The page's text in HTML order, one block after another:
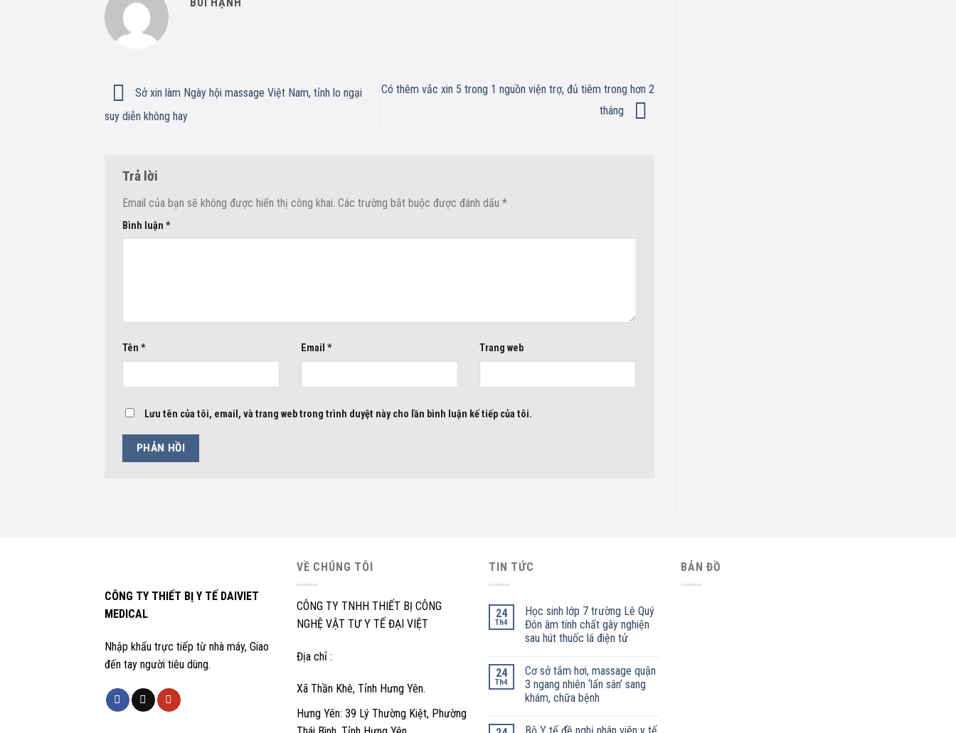
Sở xin làm Ngày hội massage Việt Nam, tỉnh lo ngại
suy diễn không hay
Có thêm vắc xin 5 trong 1 nguồn viện trợ, đủ tiêm trong hơn 2
tháng
Trả lời
Email của bạn sẽ không được hiển thị công khai. Các trường bắt buộc được đánh dấu *
Bình luận *
Tên * Email * Trang web
Lưu tên của tôi, email, và trang web trong trình duyệt này cho lần bình luận kế tiếp của tôi.
CÔNG TY THIẾT BỊ Y TẾ DAIVIET
MEDICAL
Nhập khẩu trực tiếp từ nhà máy, Giao
đến tay người tiêu dùng.
VỀ CHÚNG TÔI
CÔNG TY TNHH THIẾT BỊ CÔNG
NGHỆ VẬT TƯ Y TẾ ĐẠI VIỆT
Địa chỉ :
Xã Thần Khê, Tỉnh Hưng Yên.
Hưng Yên: 39 Lý Thường Kiệt, Phường
TIN TỨC
24
Th4
Học sinh lớp 7 trường Lê Quý
Đôn âm tính chất gây nghiện
sau hút thuốc lá điện tử
24
Th4
Cơ sở tắm hơi, massage quận
3 ngang nhiên ‘lấn sân’ sang
khám, chữa bệnh
BẢN ĐỒ